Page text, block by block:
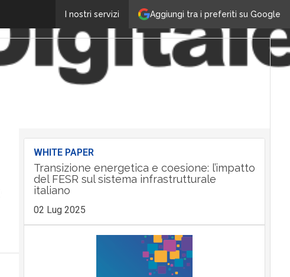
Aggiungi tra i preferiti su Google
I nostri servizi
WHITE PAPER
Transizione energetica e coesione: l’impatto
del FESR sul sistema infrastrutturale
italiano
02 Lug 2025